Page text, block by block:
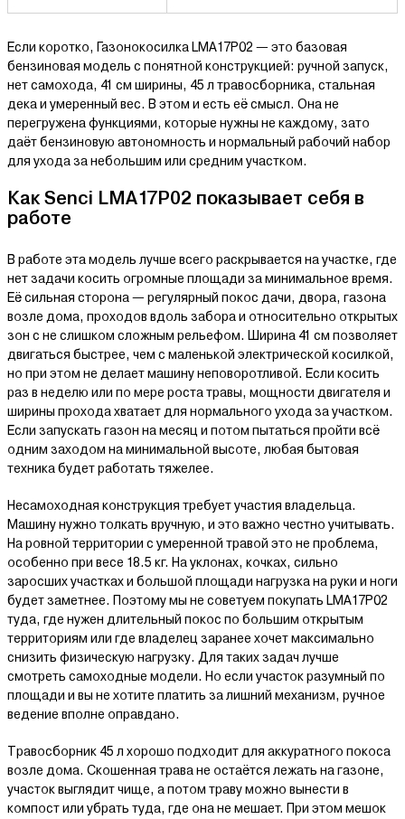
Если коротко, Газонокосилка LMA17P02 — это базовая
бензиновая модель с понятной конструкцией: ручной запуск,
нет самохода, 41 см ширины, 45 л травосборника, стальная
дека и умеренный вес. В этом и есть её смысл. Она не
перегружена функциями, которые нужны не каждому, зато
даёт бензиновую автономность и нормальный рабочий набор
для ухода за небольшим или средним участком.
Как Senci LMA17P02 показывает себя в
работе
В работе эта модель лучше всего раскрывается на участке, где
нет задачи косить огромные площади за минимальное время.
Её сильная сторона — регулярный покос дачи, двора, газона
возле дома, проходов вдоль забора и относительно открытых
зон с не слишком сложным рельефом. Ширина 41 см позволяет
двигаться быстрее, чем с маленькой электрической косилкой,
но при этом не делает машину неповоротливой. Если косить
раз в неделю или по мере роста травы, мощности двигателя и
ширины прохода хватает для нормального ухода за участком.
Если запускать газон на месяц и потом пытаться пройти всё
одним заходом на минимальной высоте, любая бытовая
техника будет работать тяжелее.
Несамоходная конструкция требует участия владельца.
Машину нужно толкать вручную, и это важно честно учитывать.
На ровной территории с умеренной травой это не проблема,
особенно при весе 18.5 кг. На уклонах, кочках, сильно
заросших участках и большой площади нагрузка на руки и ноги
будет заметнее. Поэтому мы не советуем покупать LMA17P02
туда, где нужен длительный покос по большим открытым
территориям или где владелец заранее хочет максимально
снизить физическую нагрузку. Для таких задач лучше
смотреть самоходные модели. Но если участок разумный по
площади и вы не хотите платить за лишний механизм, ручное
ведение вполне оправдано.
Травосборник 45 л хорошо подходит для аккуратного покоса
возле дома. Скошенная трава не остаётся лежать на газоне,
участок выглядит чище, а потом траву можно вынести в
компост или убрать туда, где она не мешает. При этом мешок